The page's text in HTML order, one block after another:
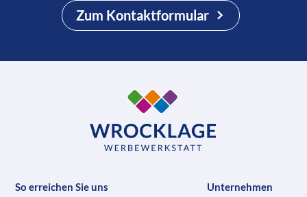
Zum Kontaktformular
So erreichen Sie uns
Unternehmen